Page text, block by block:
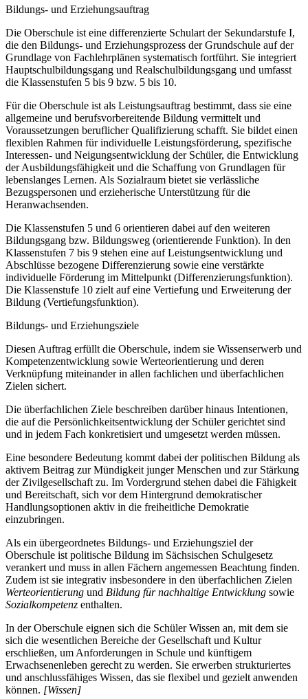
Bildungs- und Erziehungsauftrag
Die Oberschule ist eine differenzierte Schulart der Sekundarstufe I,
die den Bildungs- und Erziehungsprozess der Grundschule auf der
Grundlage von Fachlehrplänen systematisch fortführt. Sie integriert
Hauptschulbildungsgang und Realschulbildungsgang und umfasst
die Klassenstufen 5 bis 9 bzw. 5 bis 10.
Für die Oberschule ist als Leistungsauftrag bestimmt, dass sie eine
allgemeine und berufsvorbereitende Bildung vermittelt und
Voraussetzungen beruflicher Qualifizierung schafft. Sie bildet einen
flexiblen Rahmen für individuelle Leistungsförderung, spezifische
Interessen- und Neigungsentwicklung der Schüler, die Entwicklung
der Ausbildungsfähigkeit und die Schaffung von Grundlagen für
lebenslanges Lernen. Als Sozialraum bietet sie verlässliche
Bezugspersonen und erzieherische Unterstützung für die
Heranwachsenden.
Die Klassenstufen 5 und 6 orientieren dabei auf den weiteren
Bildungsgang bzw. Bildungsweg (orientierende Funktion). In den
Klassenstufen 7 bis 9 stehen eine auf Leistungsentwicklung und
Abschlüsse bezogene Differenzierung sowie eine verstärkte
individuelle Förderung im Mittelpunkt (Differenzierungsfunktion).
Die Klassenstufe 10 zielt auf eine Vertiefung und Erweiterung der
Bildung (Vertiefungsfunktion).
Bildungs- und Erziehungsziele
Diesen Auftrag erfüllt die Oberschule, indem sie Wissenserwerb und
Kompetenzentwicklung sowie Werteorientierung und deren
Verknüpfung miteinander in allen fachlichen und überfachlichen
Zielen sichert.
Die überfachlichen Ziele beschreiben darüber hinaus Intentionen,
die auf die Persönlichkeitsentwicklung der Schüler gerichtet sind
und in jedem Fach konkretisiert und umgesetzt werden müssen.
Eine besondere Bedeutung kommt dabei der politischen Bildung als
aktivem Beitrag zur Mündigkeit junger Menschen und zur Stärkung
der Zivilgesellschaft zu. Im Vordergrund stehen dabei die Fähigkeit
und Bereitschaft, sich vor dem Hintergrund demokratischer
Handlungsoptionen aktiv in die freiheitliche Demokratie
einzubringen.
Als ein übergeordnetes Bildungs- und Erziehungsziel der
Oberschule ist politische Bildung im Sächsischen Schulgesetz
verankert und muss in allen Fächern angemessen Beachtung finden.
Zudem ist sie integrativ insbesondere in den überfachlichen Zielen
Werteorientierung und Bildung für nachhaltige Entwicklung sowie
Sozialkompetenz enthalten.
In der Oberschule eignen sich die Schüler Wissen an, mit dem sie
sich die wesentlichen Bereiche der Gesellschaft und Kultur
erschließen, um Anforderungen in Schule und künftigem
Erwachsenenleben gerecht zu werden. Sie erwerben strukturiertes
und anschlussfähiges Wissen, das sie flexibel und gezielt anwenden
können. [Wissen]